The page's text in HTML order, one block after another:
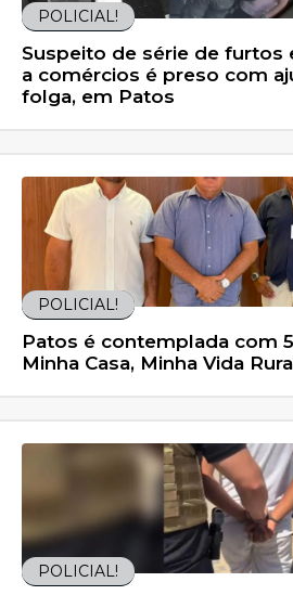
POLICIAL!
Suspeito de série de furtos
a comércios é preso com
folga, em Patos
POLICIAL!
Patos é contemplada com
Minha Casa, Minha Vida
POLICIAL!